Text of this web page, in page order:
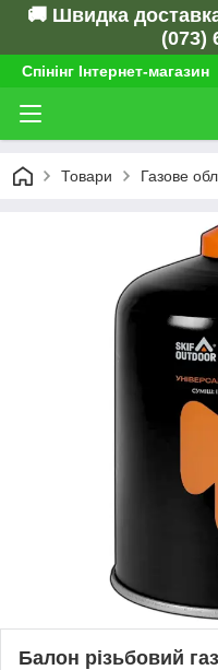
🚚 Швидка
(073)
Спінінг Інтернет-магазин
Товари Газове
Балон різьбовий